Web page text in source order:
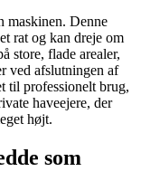
maskinen. Denne
rat og kan dreje om
store, flade arealer,
ved afslutningen af
til professionelt brug,
haveejere, der
højt.
som